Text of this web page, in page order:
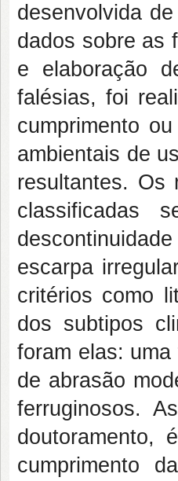
desenvolvida
dados sobre as
e elaboração
falésias, foi
cumprimento
ambientais de
resultantes. Os
classificadas
escarpa
critérios como
dos subtipos
foram elas:
de abrasão
ferruginosos.
doutoramento,
cumprimento